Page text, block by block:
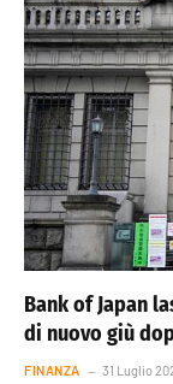
Bank of Japan
di nuovo giù
FINANZA 31 Luglio